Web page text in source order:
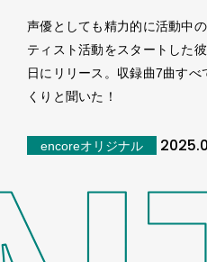
声優としても精力的に活動中
ティスト活動をスタートした
日にリリース。収録曲7曲す
くりと聞いた！
encoreオリジナル